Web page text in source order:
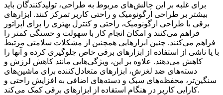
برای غلبه بر این چالش‌های مربوط به طراحی، تولیدکنندگان باید
بیشتر بر طراحی ارگونومیک و راحتی کاربر تمرکز کنند. ابزارهای
برقی با طراحی ارگونومیک، راحتی و کنترل بهتری را برای اپراتور
فراهم می‌کنند و امکان انجام کار با سهولت و خستگی کمتر را
فراهم می‌کنند. چنین ابزارهایی همچنین از مشکلات سلامتی مرتبط
با یا ناشی از استفاده از ابزارهای برقی خاص جلوگیری کرده و آنها را
کاهش می‌دهند. علاوه بر این، ویژگی‌هایی مانند کاهش لرزش و
دسته‌های ضد لغزش، ابزارهای متعادل‌کننده برای ماشین‌های
سنگین‌تر، محفظه‌های سبک و دسته‌های اضافی به افزایش راحتی و
کارایی کاربر در هنگام استفاده از ابزارهای برقی کمک می‌کند.